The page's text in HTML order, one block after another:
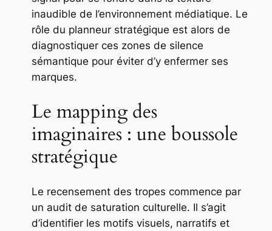
inaudible de l’environnement médiatique. Le
rôle du planneur stratégique est alors de
diagnostiquer ces zones de silence
sémantique pour éviter d’y enfermer ses
marques.
Le mapping des
imaginaires : une boussole
stratégique
Le recensement des tropes commence par
un audit de saturation culturelle. Il s’agit
d’identifier les motifs visuels, narratifs et